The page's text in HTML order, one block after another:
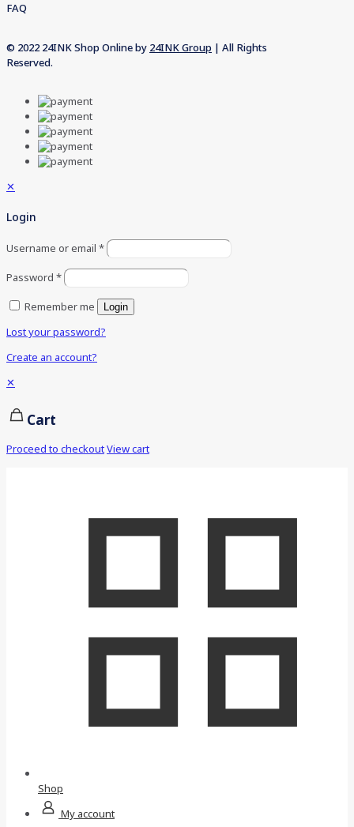
FAQ
© 2022 24INK Shop Online by 24INK Group | All Rights
Reserved.
✕
Login
Username or email *
Password *
Remember me
Login
Lost your password?
Create an account?
✕
Cart
Proceed to checkoutView cart
Shop
My account